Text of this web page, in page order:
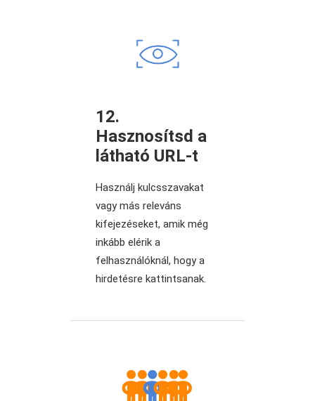
12.
Hasznosítsd a
látható URL-t
Használj kulcsszavakat
vagy más releváns
kifejezéseket, amik még
inkább elérik a
felhasználóknál, hogy a
hirdetésre kattintsanak.